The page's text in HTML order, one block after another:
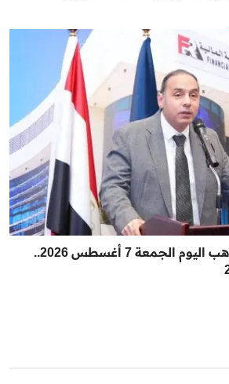
عاجل | زيادة سعر الذهب اليوم الجمعة 7 أغسطس 2026..